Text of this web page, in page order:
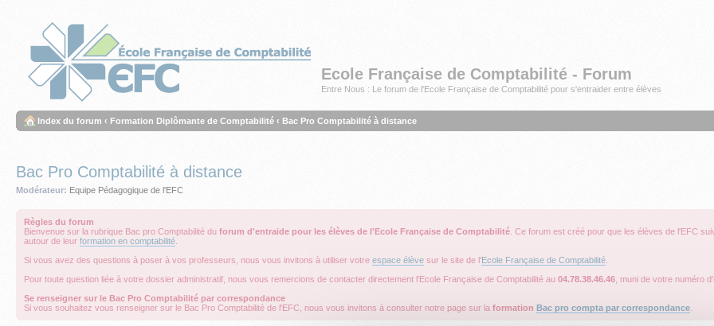
Ecole Française de Comptabilité - Forum
Entre Nous : Le forum de l'Ecole Française de Comptabilité pour s'entraider entre élèves
Index du forum ‹ Formation Diplômante de Comptabilité ‹ Bac Pro Comptabilité à distance
Bac Pro Comptabilité à distance
Modérateur: Equipe Pédagogique de l'EFC
Règles du forum
Bienvenue sur la rubrique Bac pro Comptabilité du forum d'entraide pour les élèves de l'Ecole Française de Comptabilité . Ce forum est créé pour que les élèves de l'EFC
autour de leur formation en comptabilité
Si vous avez des questions à poser à vos professeurs, nous vous invitons à utiliser votre espace élève sur le site de l'Ecole Française de Comptabilité
Pour toute question liée à votre dossier administratif, nous vous remercions de contacter directement l'Ecole Française de Comptabilité au 04.78.38.46.46 , muni de votre numéro
Se renseigner sur le Bac Pro Comptabilité par correspondance
Si vous souhaitez vous renseigner sur le Bac Pro Comptabilité de l'EFC, nous vous invitons à consulter notre page sur la formation Bac pro compta par correspondance